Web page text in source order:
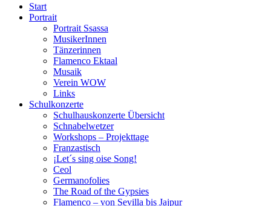
Start
Portrait
Portrait Ssassa
MusikerInnen
Tänzerinnen
Flamenco Ektaal
Musaik
Verein WOW
Links
Schulkonzerte
Schulhauskonzerte Übersicht
Schnabelwetzer
Workshops – Projekttage
Franzastisch
¡Let´s sing oise Song!
Ceol
Germanofolies
The Road of the Gypsies
Flamenco – von Sevilla bis Jajpur